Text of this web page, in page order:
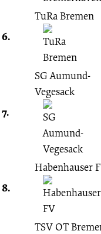
6.
TuRa Bremen
7.
SG Aumund-
Vegesack
8.
Habenhauser
TSV OT